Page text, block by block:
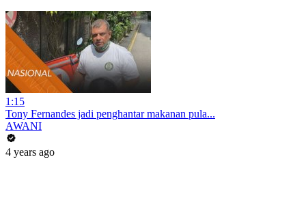
1:15
Tony Fernandes jadi penghantar makanan pula...
AWANI
4 years ago